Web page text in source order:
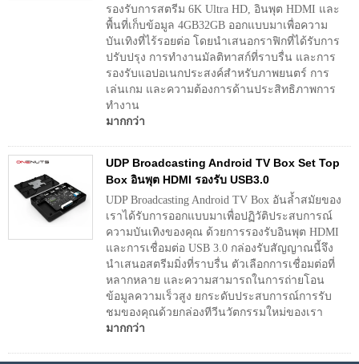
รองรับการสตรีม 6K Ultra HD, อินพุต HDMI และ
พื้นที่เก็บข้อมูล 4GB32GB ออกแบบมาเพื่อความ
บันเทิงที่ไร้รอยต่อ โดยนำเสนอกราฟิกที่ได้รับการ
ปรับปรุง การทำงานมัลติทาสก์ที่ราบรื่น และการ
รองรับแอปอเนกประสงค์สำหรับภาพยนตร์ การ
เล่นเกม และความต้องการด้านประสิทธิภาพการ
ทำงาน
มากกว่า
UDP Broadcasting Android TV Box Set Top
Box อินพุต HDMI รองรับ USB3.0
UDP Broadcasting Android TV Box อันล้ำสมัยของ
เราได้รับการออกแบบมาเพื่อปฏิวัติประสบการณ์
ความบันเทิงของคุณ ด้วยการรองรับอินพุต HDMI
และการเชื่อมต่อ USB 3.0 กล่องรับสัญญาณนี้จึง
นำเสนอสตรีมมิ่งที่ราบรื่น ตัวเลือกการเชื่อมต่อที่
หลากหลาย และความสามารถในการถ่ายโอน
ข้อมูลความเร็วสูง ยกระดับประสบการณ์การรับ
ชมของคุณด้วยกล่องทีวีนวัตกรรมใหม่ของเรา
มากกว่า